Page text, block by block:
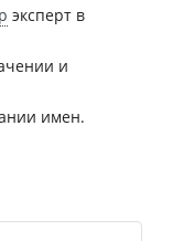
эксперт в
и
имен.